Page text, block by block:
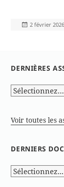
Publié
2 février 2026
DERNIÈRES
Voir toutes les
DERNIERS